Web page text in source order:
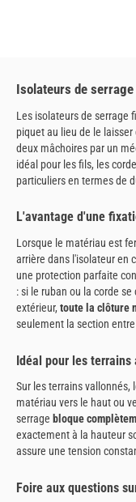
Isolateurs de
Les isolateurs de serrage
piquet au lieu de le
deux mâchoires par un
idéal pour les fils, les
particuliers en termes de
L'avantage d'une
Lorsque le matériau est
arrière dans l'isolateur en
une protection parfaite
: si le ruban ou la corde
extérieur, toute la clôture
seulement la section
Idéal pour les terrains
Sur les terrains
matériau vers le haut ou
serrage bloque
exactement à la hauteur
assure une tension
Foire aux questions